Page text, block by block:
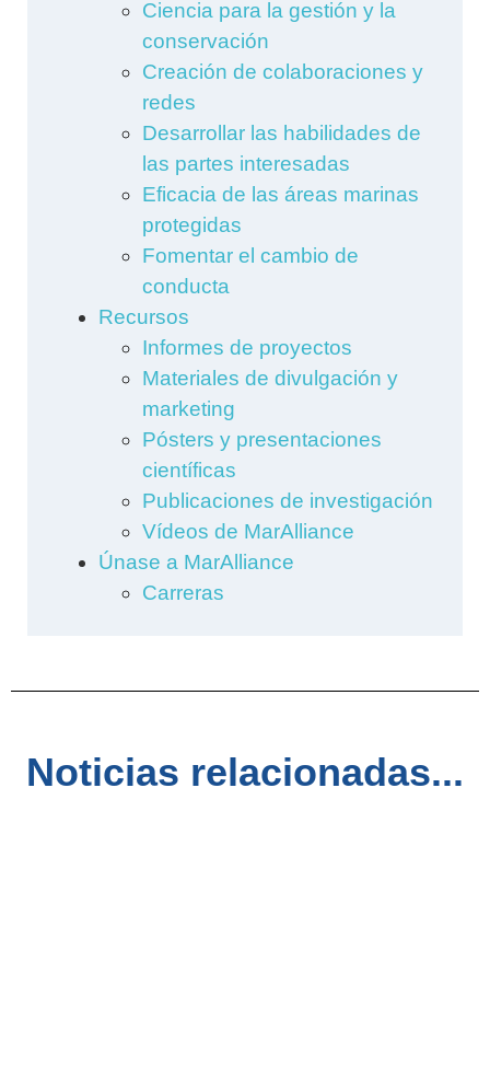
Ciencia para la gestión y la
conservación
Creación de colaboraciones y
redes
Desarrollar las habilidades de
las partes interesadas
Eficacia de las áreas marinas
protegidas
Fomentar el cambio de
conducta
Recursos
Informes de proyectos
Materiales de divulgación y
marketing
Pósters y presentaciones
científicas
Publicaciones de investigación
Vídeos de MarAlliance
Únase a MarAlliance
Carreras
Noticias relacionadas...